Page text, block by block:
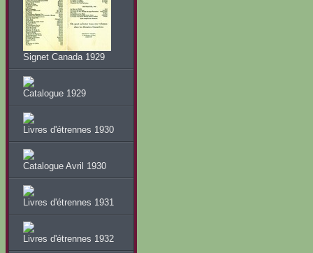
Signet Canada 1929
Catalogue 1929
Livres d'étrennes 1930
Catalogue Avril 1930
Livres d'étrennes 1931
Livres d'étrennes 1932